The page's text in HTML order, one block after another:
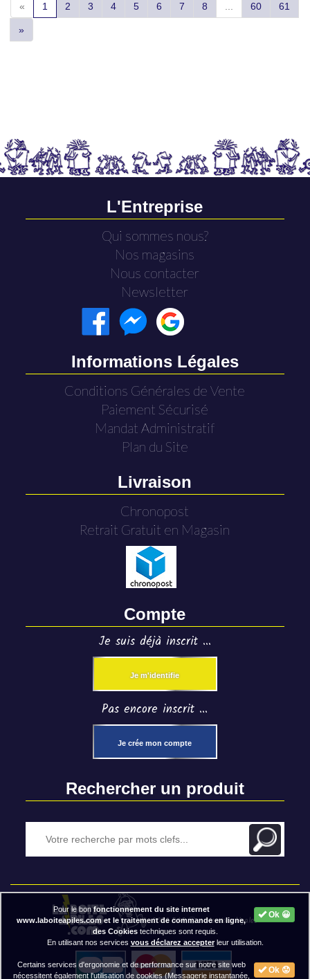
« 1 2 3 4 5 6 7 8 ... 60 61
»
L'Entreprise
Qui sommes nous?
Nos magasins
Nous contacter
Newsletter
Informations Légales
Conditions Générales de Vente
Paiement Sécurisé
Mandat Administratif
Plan du Site
Livraison
Chronopost
Retrait Gratuit en Magasin
Compte
Je suis déjà inscrit ...
Je m'identifie
Pas encore inscrit ...
Je crée mon compte
Rechercher un produit
2020 BAP ⓒ - Mentions légales
Ok 😀
Pour le bonfonctionnement du site internet
www.laboiteapiles.com et le traitement de commande en ligne,
des Cookiestechniques sont requis.
En utilisant nos services vous déclarez accepterleur utilisation.
Ok 😟
Certains services d'ergonomie et de performance sur notre site web
nécessitent également l'utilisation de cookies (Messagerie instantanée,